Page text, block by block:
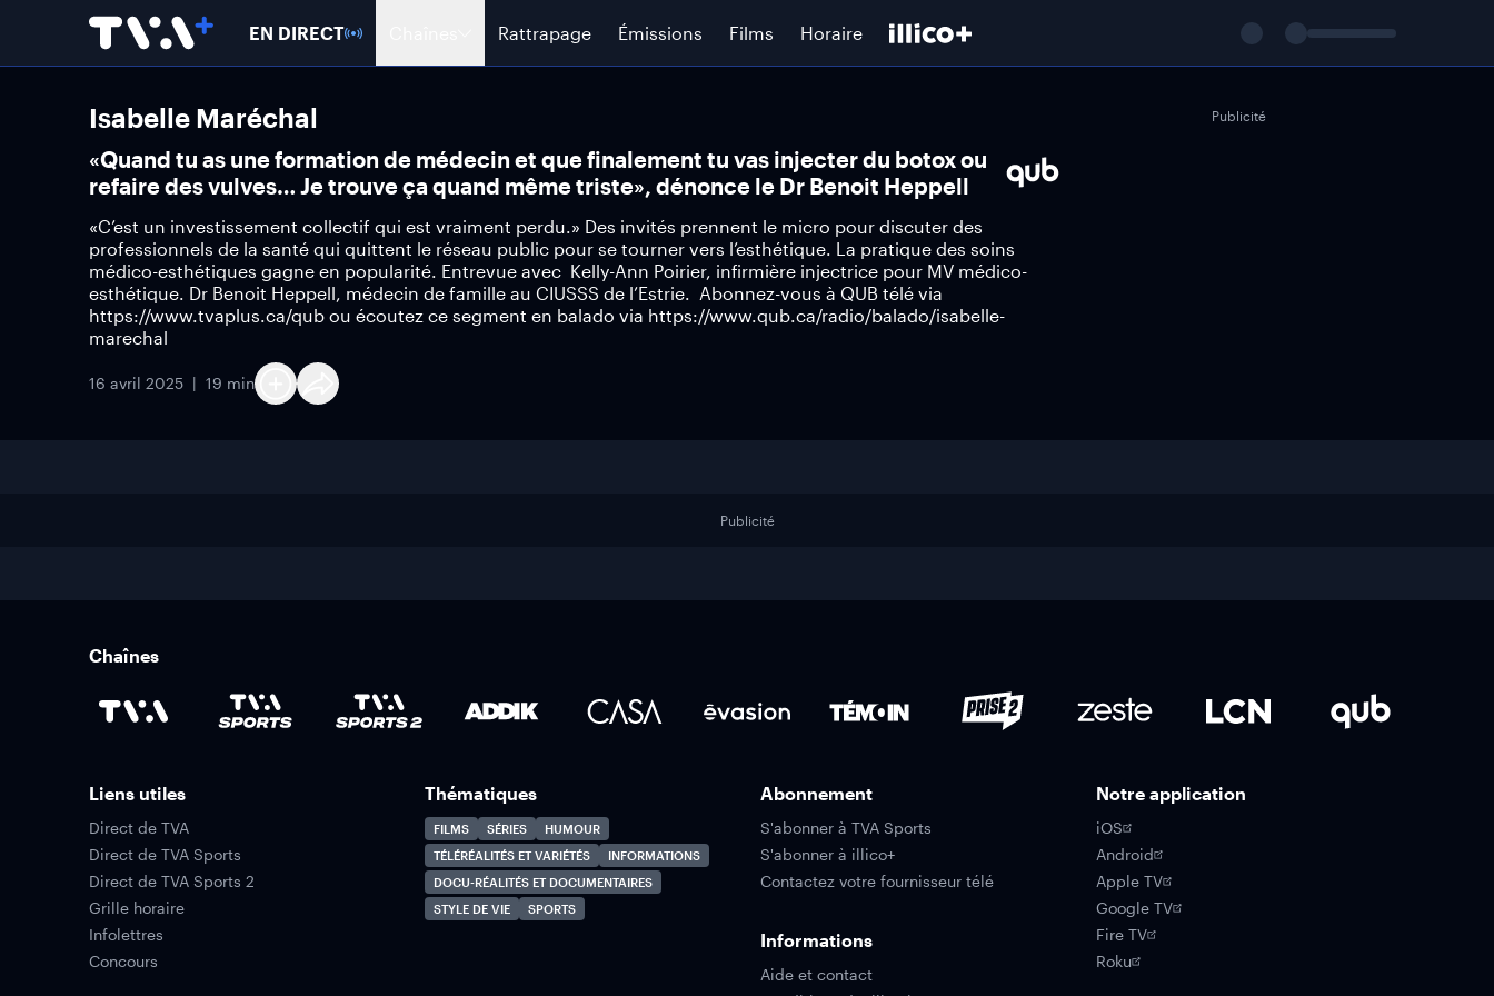
EN DIRECT Rattrapage Émissions Films Horaire
Isabelle Maréchal
«Quand tu as une formation de médecin et que finalement tu vas injecter du botox ou
refaire des vulves… Je trouve ça quand même triste», dénonce le Dr Benoit Heppell
«C’est un investissement collectif qui est vraiment perdu.» Des invités prennent le micro pour discuter des
professionnels de la santé qui quittent le réseau public pour se tourner vers l’esthétique. La pratique des soins
médico-esthétiques gagne en popularité. Entrevue avec Kelly-Ann Poirier, infirmière injectrice pour MV médico-
esthétique. Dr Benoit Heppell, médecin de famille au CIUSSS de l’Estrie. Abonnez-vous à QUB télé via
https://www.tvaplus.ca/qub ou écoutez ce segment en balado via https://www.qub.ca/radio/balado/isabelle-
marechal
16 avril 2025 19 min
Publicité
Publicité
Chaînes
Liens utiles
Direct de TVA
Direct de TVA Sports
Direct de TVA Sports 2
Grille horaire
Infolettres
Concours
Thématiques
FILMS SÉRIES
HUMOUR
TÉLÉRÉALITÉS ET VARIÉTÉS
INFORMATIONS
DOCU-RÉALITÉS ET DOCUMENTAIRES
STYLE DE VIE
SPORTS
Abonnement
S'abonner à TVA Sports
S'abonner à illico+
Contactez votre fournisseur télé
Informations
Aide et contact
Notre application
iOS
Android
Apple TV
Google TV
Fire TV
Roku